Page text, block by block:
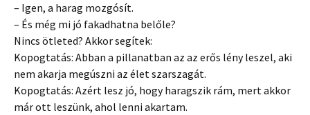
– Igen, a harag mozgósít.
– És még mi jó fakadhatna belőle?
Nincs ötleted? Akkor segítek:
Kopogtatás: Abban a pillanatban az az erős lény leszel, aki
nem akarja megúszni az élet szarszagát.
Kopogtatás: Azért lesz jó, hogy haragszik rám, mert akkor
már ott leszünk, ahol lenni akartam.